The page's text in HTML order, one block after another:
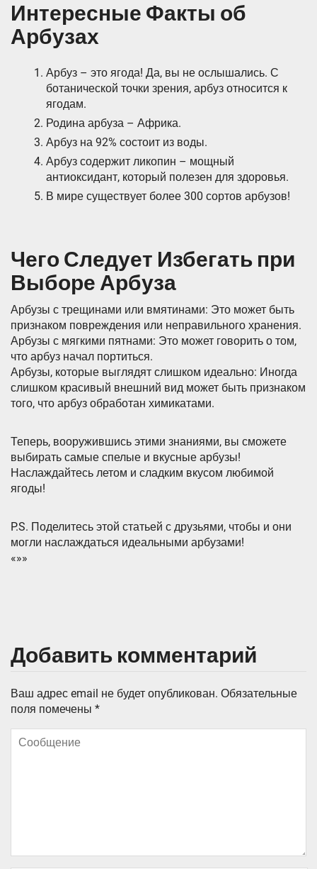
Интересные Факты об
Арбузах
Арбуз – это ягода! Да, вы не ослышались. С
ботанической точки зрения, арбуз относится к
ягодам.
Родина арбуза – Африка.
Арбуз на 92% состоит из воды.
Арбуз содержит ликопин – мощный
антиоксидант, который полезен для здоровья.
В мире существует более 300 сортов арбузов!
Чего Следует Избегать при
Выборе Арбуза
Арбузы с трещинами или вмятинами: Это может быть
признаком повреждения или неправильного хранения.
Арбузы с мягкими пятнами: Это может говорить о том,
что арбуз начал портиться.
Арбузы, которые выглядят слишком идеально: Иногда
слишком красивый внешний вид может быть признаком
того, что арбуз обработан химикатами.
Теперь, вооружившись этими знаниями, вы сможете
выбирать самые спелые и вкусные арбузы!
Наслаждайтесь летом и сладким вкусом любимой
ягоды!
P.S. Поделитесь этой статьей с друзьями, чтобы и они
могли наслаждаться идеальными арбузами!
«»»
Добавить комментарий
Ваш адрес email не будет опубликован. Обязательные
поля помечены *